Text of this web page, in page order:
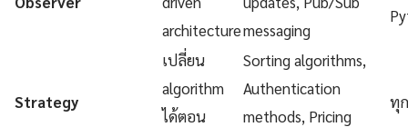
architecturemessaging
Strategy
เปลี่ยน
algorithm
ได้ตอน
Sorting algorithms,
Authentication
methods, Pricing
ทุ